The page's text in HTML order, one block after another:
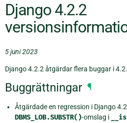
Django 4.2.2
5 juni 2023
Django 4.2.2 åtgärdar flera buggar i
Buggrättningar ¶
Åtgärdade en regression i Django
DBMS_LOB.SUBSTR()-omslag i